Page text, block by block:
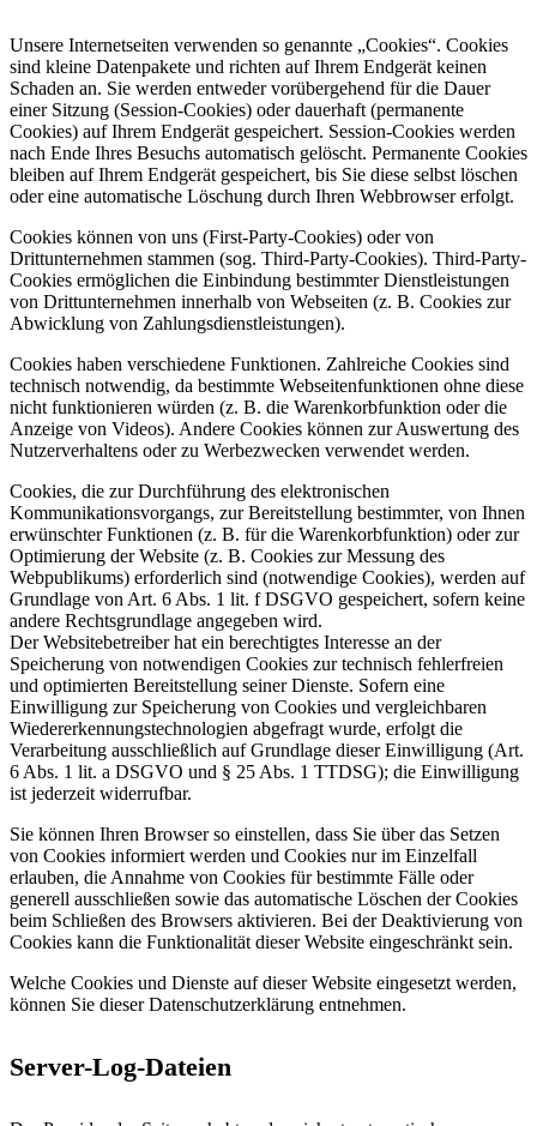
Unsere Internetseiten verwenden so genannte „Cookies“. Cookies
sind kleine Datenpakete und richten auf Ihrem Endgerät keinen
Schaden an. Sie werden entweder vorübergehend für die Dauer
einer Sitzung (Session-Cookies) oder dauerhaft (permanente
Cookies) auf Ihrem Endgerät gespeichert. Session-Cookies werden
nach Ende Ihres Besuchs automatisch gelöscht. Permanente Cookies
bleiben auf Ihrem Endgerät gespeichert, bis Sie diese selbst löschen
oder eine automatische Löschung durch Ihren Webbrowser erfolgt.
Cookies können von uns (First-Party-Cookies) oder von
Drittunternehmen stammen (sog. Third-Party-Cookies). Third-Party-
Cookies ermöglichen die Einbindung bestimmter Dienstleistungen
von Drittunternehmen innerhalb von Webseiten (z. B. Cookies zur
Abwicklung von Zahlungsdienstleistungen).
Cookies haben verschiedene Funktionen. Zahlreiche Cookies sind
technisch notwendig, da bestimmte Webseitenfunktionen ohne diese
nicht funktionieren würden (z. B. die Warenkorbfunktion oder die
Anzeige von Videos). Andere Cookies können zur Auswertung des
Nutzerverhaltens oder zu Werbezwecken verwendet werden.
Cookies, die zur Durchführung des elektronischen
Kommunikationsvorgangs, zur Bereitstellung bestimmter, von Ihnen
erwünschter Funktionen (z. B. für die Warenkorbfunktion) oder zur
Optimierung der Website (z. B. Cookies zur Messung des
Webpublikums) erforderlich sind (notwendige Cookies), werden auf
Grundlage von Art. 6 Abs. 1 lit. f DSGVO gespeichert, sofern keine
andere Rechtsgrundlage angegeben wird.
Der Websitebetreiber hat ein berechtigtes Interesse an der
Speicherung von notwendigen Cookies zur technisch fehlerfreien
und optimierten Bereitstellung seiner Dienste. Sofern eine
Einwilligung zur Speicherung von Cookies und vergleichbaren
Wiedererkennungstechnologien abgefragt wurde, erfolgt die
Verarbeitung ausschließlich auf Grundlage dieser Einwilligung (Art.
6 Abs. 1 lit. a DSGVO und § 25 Abs. 1 TTDSG); die Einwilligung
ist jederzeit widerrufbar.
Sie können Ihren Browser so einstellen, dass Sie über das Setzen
von Cookies informiert werden und Cookies nur im Einzelfall
erlauben, die Annahme von Cookies für bestimmte Fälle oder
generell ausschließen sowie das automatische Löschen der Cookies
beim Schließen des Browsers aktivieren. Bei der Deaktivierung von
Cookies kann die Funktionalität dieser Website eingeschränkt sein.
Welche Cookies und Dienste auf dieser Website eingesetzt werden,
können Sie dieser Datenschutzerklärung entnehmen.
Server-Log-Dateien